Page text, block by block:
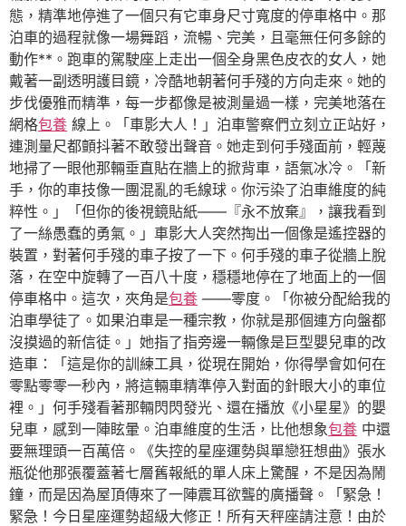
態，精準地停進了一個只有它車身尺寸寬度的停車格中。那
泊車的過程就像一場舞蹈，流暢、完美，且毫無任何多餘的
動作**。跑車的駕駛座上走出一個全身黑色皮衣的女人，她
戴著一副透明護目鏡，冷酷地朝著何手殘的方向走來。她的
步伐優雅而精準，每一步都像是被測量過一樣，完美地落在
網格包養 線上。「車影大人！」泊車警察們立刻立正站好，
連測量尺都顫抖著不敢發出聲音。她走到何手殘面前，輕蔑
地掃了一眼他那輛垂直貼在牆上的掀背車，語氣冰冷。「新
手，你的車技像一團混亂的毛線球。你污染了泊車維度的純
粹性。」「但你的後視鏡貼紙——『永不放棄』，讓我看到
了一絲愚蠢的勇氣。」車影大人突然掏出一個像是遙控器的
裝置，對著何手殘的車子按了一下。何手殘的車子從牆上脫
落，在空中旋轉了一百八十度，穩穩地停在了地面上的一個
停車格中。這次，夾角是包養 ——零度。「你被分配給我的
泊車學徒了。如果泊車是一種宗教，你就是那個連方向盤都
沒摸過的新信徒。」她指了指旁邊一輛像是巨型嬰兒車的改
造車：「這是你的訓練工具，從現在開始，你得學會如何在
零點零零一秒內，將這輛車精準停入對面的針眼大小的車位
裡。」何手殘看著那輛閃閃發光、還在播放《小星星》的嬰
兒車，感到一陣眩暈。泊車維度的生活，比他想象包養 中還
要無理頭一百萬倍。《失控的星座運勢與單戀狂想曲》張水
瓶從他那張覆蓋著七層舊報紙的單人床上驚醒，不是因為鬧
鐘，而是因為屋頂傳來了一陣震耳欲聾的廣播聲。「緊急！
緊急！今日星座運勢超級大修正！所有天秤座請注意！由於